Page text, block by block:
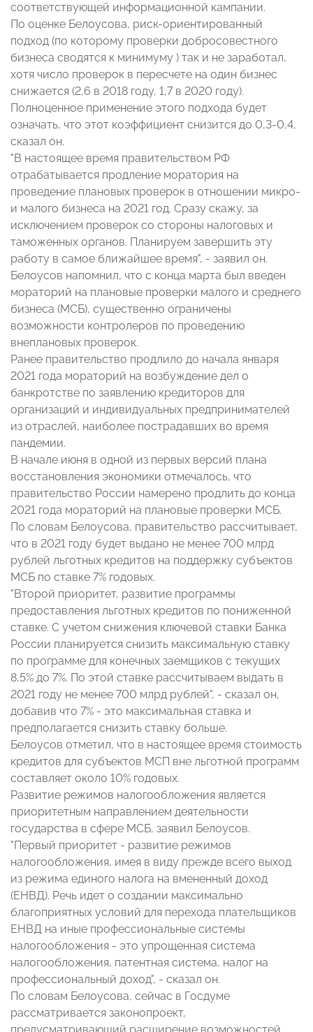
соответствующей информационной кампании.
По оценке Белоусова, риск-ориентированный
подход (по которому проверки добросовестного
бизнеса сводятся к минимуму ) так и не заработал,
хотя число проверок в пересчете на один бизнес
снижается (2,6 в 2018 году, 1,7 в 2020 году).
Полноценное применение этого подхода будет
означать, что этот коэффициент снизится до 0,3-0,4,
сказал он.
"В настоящее время правительством РФ
отрабатывается продление моратория на
проведение плановых проверок в отношении микро-
и малого бизнеса на 2021 год. Сразу скажу, за
исключением проверок со стороны налоговых и
таможенных органов. Планируем завершить эту
работу в самое ближайшее время", - заявил он.
Белоусов напомнил, что с конца марта был введен
мораторий на плановые проверки малого и среднего
бизнеса (МСБ), существенно ограничены
возможности контролеров по проведению
внеплановых проверок.
Ранее правительство продлило до начала января
2021 года мораторий на возбуждение дел о
банкротстве по заявлению кредиторов для
организаций и индивидуальных предпринимателей
из отраслей, наиболее пострадавших во время
пандемии.
В начале июня в одной из первых версий плана
восстановления экономики отмечалось, что
правительство России намерено продлить до конца
2021 года мораторий на плановые проверки МСБ.
По словам Белоусова, правительство рассчитывает,
что в 2021 году будет выдано не менее 700 млрд
рублей льготных кредитов на поддержку субъектов
МСБ по ставке 7% годовых.
"Второй приоритет, развитие программы
предоставления льготных кредитов по пониженной
ставке. С учетом снижения ключевой ставки Банка
России планируется снизить максимальную ставку
по программе для конечных заемщиков с текущих
8,5% до 7%. По этой ставке рассчитываем выдать в
2021 году не менее 700 млрд рублей", - сказал он,
добавив что 7% - это максимальная ставка и
предполагается снизить ставку больше.
Белоусов отметил, что в настоящее время стоимость
кредитов для субъектов МСП вне льготной программ
составляет около 10% годовых.
Развитие режимов налогообложения является
приоритетным направлением деятельности
государства в сфере МСБ, заявил Белоусов.
"Первый приоритет - развитие режимов
налогообложения, имея в виду прежде всего выход
из режима единого налога на вмененный доход
(ЕНВД). Речь идет о создании максимально
благоприятных условий для перехода плательщиков
ЕНВД на иные профессиональные системы
налогообложения - это упрощенная система
налогообложения, патентная система, налог на
профессиональный доход", - сказал он.
По словам Белоусова, сейчас в Госдуме
рассматривается законопроект,